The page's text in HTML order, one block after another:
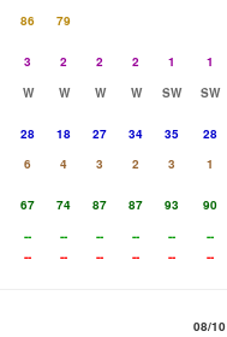
86
79
3 2 2 2 1 1
W W W W SW SW
28 18 27 34 35 28
6 4 3 2 3 1
67 74 87 87 93 90
-- -- -- -- -- --
-- -- -- -- -- --
08/10